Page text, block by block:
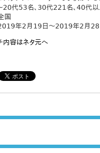
20代53名、30代221名、40代以
国
2019年2月19日～2019年2月28
内容はネタ元へ